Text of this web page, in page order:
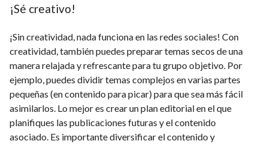
¡Sé creativo!
¡Sin creatividad, nada funciona en las redes sociales! Con
creatividad, también puedes preparar temas secos de una
manera relajada y refrescante para tu grupo objetivo. Por
ejemplo, puedes dividir temas complejos en varias partes
pequeñas (en contenido para picar) para que sea más fácil
asimilarlos. Lo mejor es crear un plan editorial en el que
planifiques las publicaciones futuras y el contenido
asociado. Es importante diversificar el contenido y